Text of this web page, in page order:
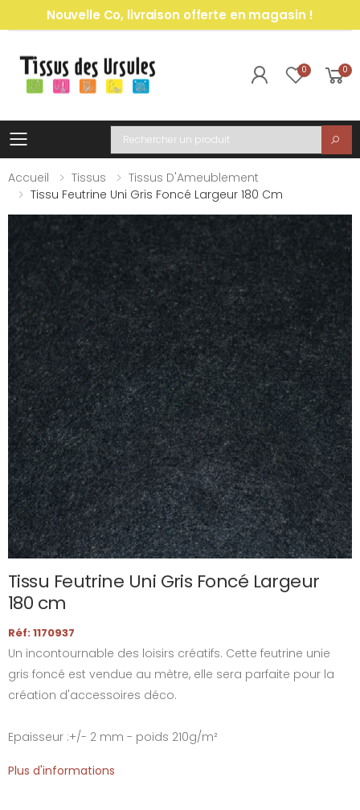
Nouvelle Co, livraison offerte en magasin !
0 0
Toggle mobile menu
Recherche
Accueil
Tissus
Tissus D'Ameublement
Tissu Feutrine Uni Gris Foncé Largeur 180 Cm
Tissu Feutrine Uni Gris Foncé Largeur
180 cm
Réf: 1170937
Un incontournable des loisirs créatifs. Cette feutrine unie
gris foncé est vendue au mètre, elle sera parfaite pour la
création d'accessoires déco.
Epaisseur :+/- 2 mm - poids 210g/m²
Plus d'informations